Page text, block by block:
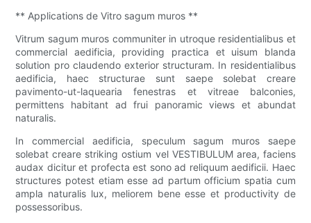
** Applications de Vitro sagum muros **
Vitrum sagum muros communiter in utroque residentialibus et
commercial aedificia, providing practica et uisum blanda
solution pro claudendo exterior structuram. In residentialibus
aedificia, haec structurae sunt saepe solebat creare
pavimento-ut-laquearia fenestras et vitreae balconies,
permittens habitant ad frui panoramic views et abundat
naturalis.
In commercial aedificia, speculum sagum muros saepe
solebat creare striking ostium vel VESTIBULUM area, faciens
audax dicitur et profecta est sono ad reliquum aedificii. Haec
structures potest etiam esse ad partum officium spatia cum
ampla naturalis lux, meliorem bene esse et productivity de
possessoribus.